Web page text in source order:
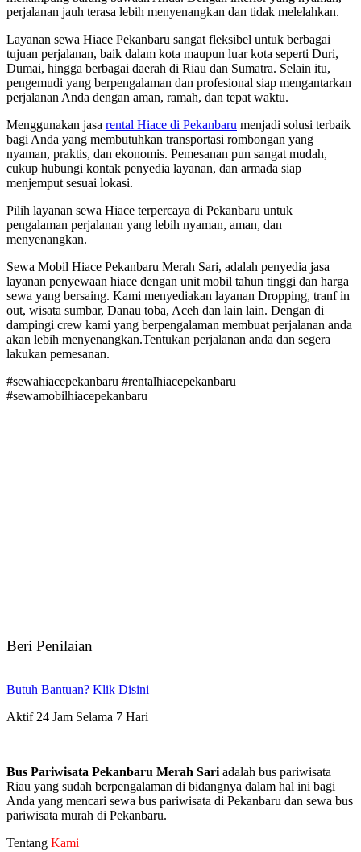
perjalanan jauh terasa lebih menyenangkan dan tidak melelahkan.
Layanan sewa Hiace Pekanbaru sangat fleksibel untuk berbagai
tujuan perjalanan, baik dalam kota maupun luar kota seperti Duri,
Dumai, hingga berbagai daerah di Riau dan Sumatra. Selain itu,
pengemudi yang berpengalaman dan profesional siap mengantarkan
perjalanan Anda dengan aman, ramah, dan tepat waktu.
Menggunakan jasa rental Hiace di Pekanbaru menjadi solusi terbaik
bagi Anda yang membutuhkan transportasi rombongan yang
nyaman, praktis, dan ekonomis. Pemesanan pun sangat mudah,
cukup hubungi kontak penyedia layanan, dan armada siap
menjemput sesuai lokasi.
Pilih layanan sewa Hiace terpercaya di Pekanbaru untuk
pengalaman perjalanan yang lebih nyaman, aman, dan
menyenangkan.
Sewa Mobil Hiace Pekanbaru Merah Sari, adalah penyedia jasa
layanan penyewaan hiace dengan unit mobil tahun tinggi dan harga
sewa yang bersaing. Kami menyediakan layanan Dropping, tranf in
out, wisata sumbar, Danau toba, Aceh dan lain lain. Dengan di
dampingi crew kami yang berpengalaman membuat perjalanan anda
akan lebih menyenangkan.Tentukan perjalanan anda dan segera
lakukan pemesanan.
#sewahiacepekanbaru #rentalhiacepekanbaru
#sewamobilhiacepekanbaru
Beri Penilaian
Butuh Bantuan? Klik Disini
Aktif 24 Jam Selama 7 Hari
Bus Pariwisata Pekanbaru Merah Sari adalah bus pariwisata
Riau yang sudah berpengalaman di bidangnya dalam hal ini bagi
Anda yang mencari sewa bus pariwisata di Pekanbaru dan sewa bus
pariwisata murah di Pekanbaru.
Tentang Kami